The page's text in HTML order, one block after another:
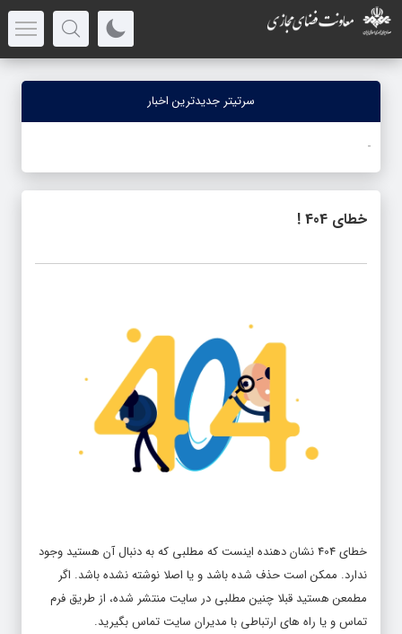
سرتیتر جدیدترین اخبار
-
خطای 404 !
خطای 404 نشان دهنده اینست که مطلبی که به دنبال آن هستید وجود
ندارد. ممکن است حذف شده باشد و یا اصلا نوشته نشده باشد. اگر
مطمعن هستید قبلا چنین مطلبی در سایت منتشر شده، از طریق فرم
تماس و یا راه های ارتباطی با مدیران سایت تماس بگیرید.